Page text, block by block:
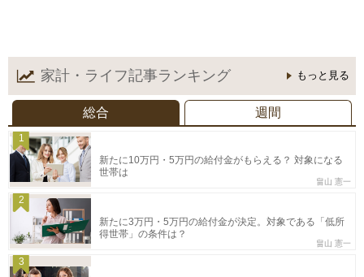
家計・ライフ記事ランキング もっと見る
総合 週間
1
新たに10万円・5万円の給付金がもらえる？ 対象になる
世帯は
畠山 憲一
2
新たに3万円・5万円の給付金が決定。対象である「低所
得世帯」の条件は？
畠山 憲一
3